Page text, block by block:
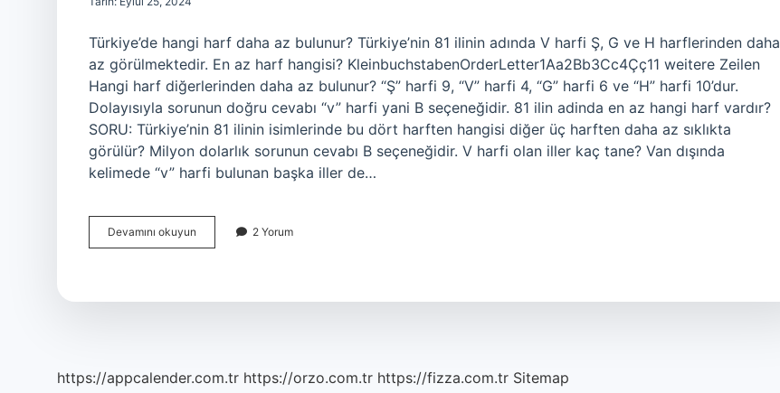
Türkiye’de hangi harf daha az bulunur? Türkiye’nin 81 ilinin adında V harfi Ş, G ve H harflerinden daha
az görülmektedir. En az harf hangisi? KleinbuchstabenOrderLetter1Aa2Bb3Cc4Çç11 weitere Zeilen
Hangi harf diğerlerinden daha az bulunur? “Ş” harfi 9, “V” harfi 4, “G” harfi 6 ve “H” harfi 10’dur.
Dolayısıyla sorunun doğru cevabı “v” harfi yani B seçeneğidir. 81 ilin adinda en az hangi harf vardır?
SORU: Türkiye’nin 81 ilinin isimlerinde bu dört harften hangisi diğer üç harften daha az sıklıkta
görülür? Milyon dolarlık sorunun cevabı B seçeneğidir. V harfi olan iller kaç tane? Van dışında
kelimede “v” harfi bulunan başka iller de…
Devamını okuyun
Harf
2 Yorum
https://appcalender.com.tr https://orzo.com.tr https://fizza.com.tr Sitemap